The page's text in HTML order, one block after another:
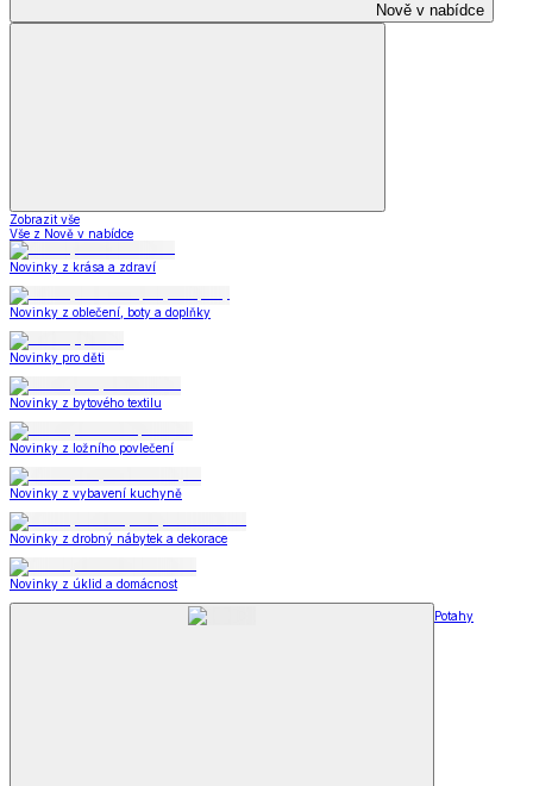
Nově v nabídce
Zobrazit vše
Vše z Nově v nabídce
Novinky z krása a zdraví
Novinky z oblečení, boty a doplňky
Novinky pro děti
Novinky z bytového textilu
Novinky z ložního povlečení
Novinky z vybavení kuchyně
Novinky z drobný nábytek a dekorace
Novinky z úklid a domácnost
Potahy